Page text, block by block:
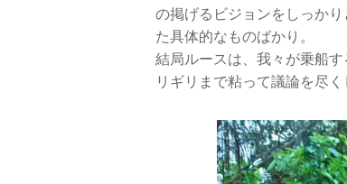
の掲げるビジョンをしっか
た具体的なものばかり。
結局ルースは、我々が乗船
リギリまで粘って議論を尽く